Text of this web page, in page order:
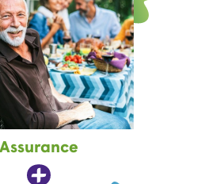
Assurance